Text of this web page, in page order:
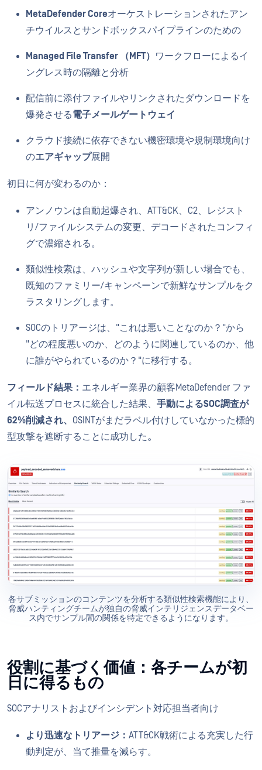
MetaDefender Coreオーケストレーションされたアン
チウイルスとサンドボックスパイプラインのための
Managed File Transfer （MFT）
ワークフローによるイ
ングレス時の隔離と分析
配信前に添付ファイルやリンクされたダウンロードを
爆発させる電子メールゲートウェイ
クラウド接続に依存できない機密環境や規制環境向け
のエアギャップ展開
初日に何が変わるのか：
アンノウンは自動起爆され、ATT&CK、C2、レジスト
リ/ファイルシステムの変更、デコードされたコンフィ
グで濃縮される。
類似性検索は、ハッシュや文字列が新しい場合でも、
既知のファミリー/キャンペーンで新鮮なサンプルをク
ラスタリングします。
SOCのトリアージは、"これは悪いことなのか？"から
"どの程度悪いのか、どのように関連しているのか、他
に誰がやられているのか？"に移行する。
フィールド結果： エネルギー業界の顧客MetaDefender ファ
イル転送プロセスに統合した結果、 手動によるSOC調査が
62%削減され、 OSINTがまだラベル付けしていなかった標的
型攻撃を遮断することに成功した。
各サブミッションのコンテンツを分析する類似性検索機能により、
脅威ハンティングチームが独自の脅威インテリジェンスデータベー
ス内でサンプル間の関係を特定できるようになります。
役割に基づく価値：各チームが初
日に得るもの
SOCアナリストおよびインシデント対応担当者向け
より迅速なトリアージ： ATT&CK戦術による充実した行
動判定が、当て推量を減らす。